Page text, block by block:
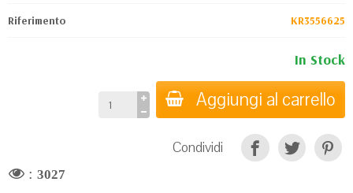
Riferimento KR3556625
In Stock
Aggiungi al carrello
Condividi
: 3027